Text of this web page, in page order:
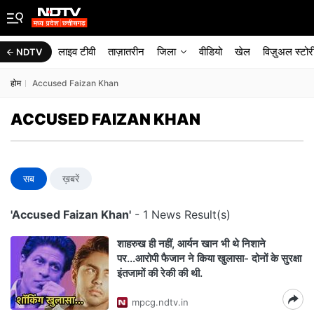
NDTV लाइव टीवी ताज़ातरीन जिला वीडियो खेल विज़ुअल
होम Accused Faizan Khan
ACCUSED FAIZAN KHAN
सब ख़बरें
'Accused Faizan Khan' - 1 News Result(s)
शाहरुख ही नहीं, आर्यन खान भी थे निशाने
पर...आरोपी फैजान ने किया खुलासा- दोनों के सुरक्षा
इंतजामों की रेकी की थी.
mpcg.ndtv.in